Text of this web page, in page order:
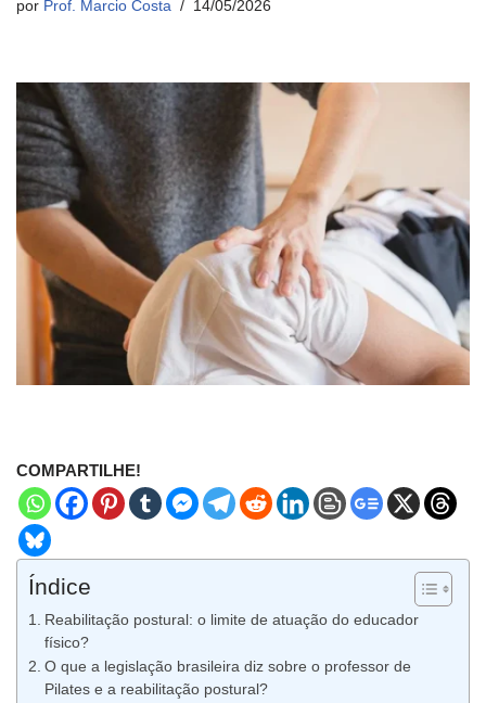
por Prof. Marcio Costa 14/05/2026
COMPARTILHE!
Índice
Reabilitação postural: o limite de atuação do educador
físico?
O que a legislação brasileira diz sobre o professor de
Pilates e a reabilitação postural?